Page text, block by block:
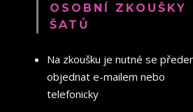
OSOBNÍ ZKOUŠKY
ŠATŮ
Na zkoušku je nutné se
objednat e-mailem nebo
telefonicky